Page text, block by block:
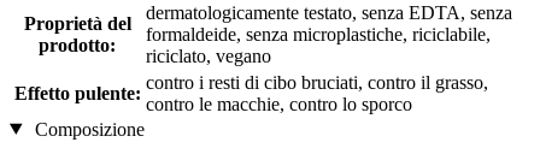
Proprietà del
prodotto:
dermatologicamente testato, senza EDTA, senza
formaldeide, senza microplastiche, riciclabile,
riciclato, vegano
Effetto pulente:
contro i resti di cibo bruciati, contro il grasso,
contro le macchie, contro lo sporco
Composizione